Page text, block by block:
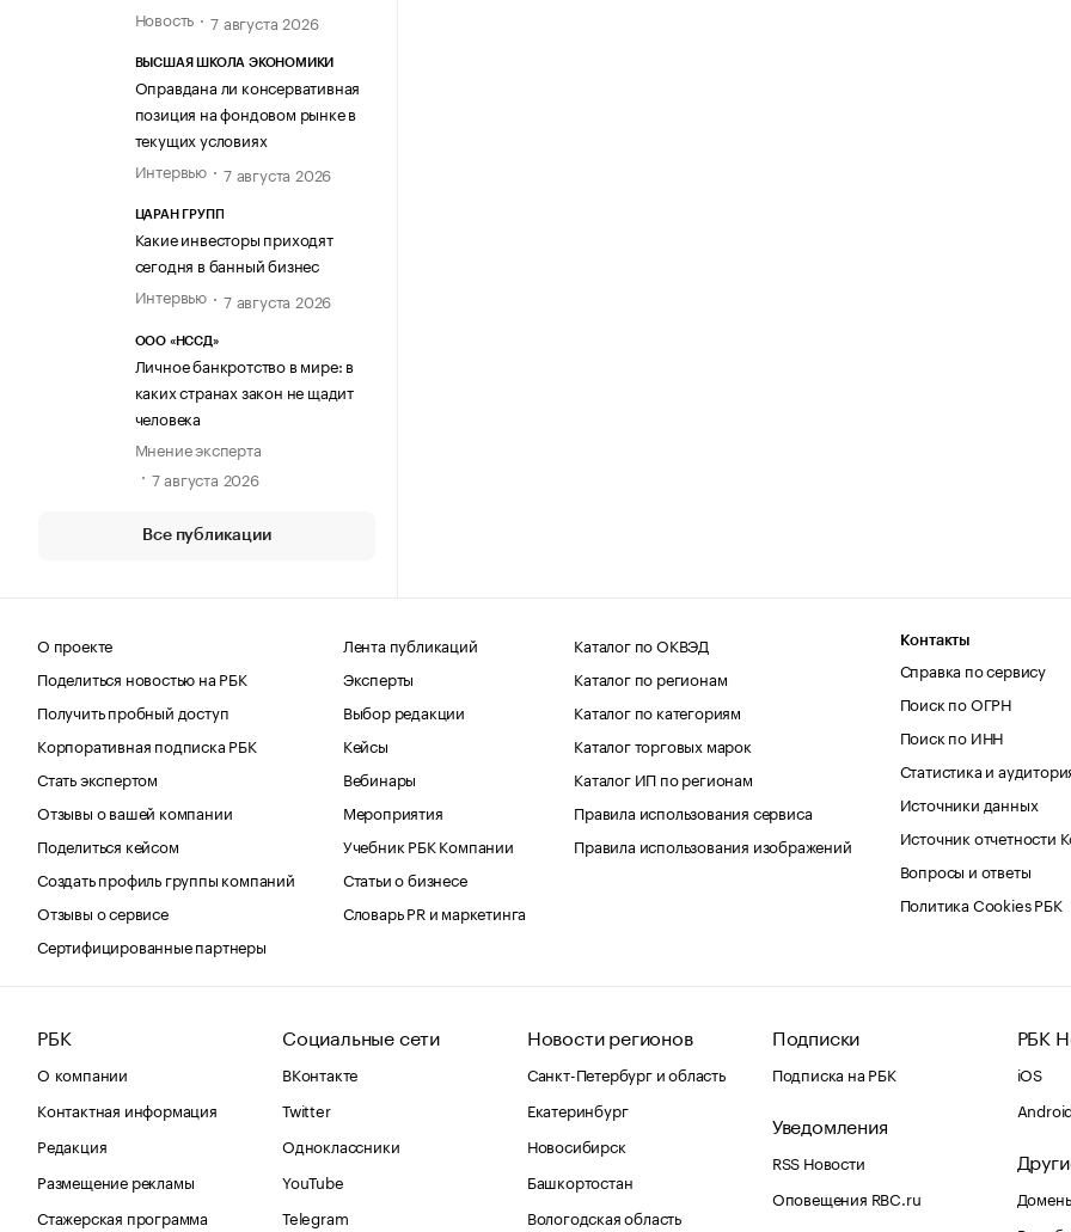
Новость
7 августа 2026
ВЫСШАЯ ШКОЛА ЭКОНОМИКИ
Оправдана ли консервативная
позиция на фондовом рынке в
текущих условиях
Интервью
7 августа 2026
ЦАРАН ГРУПП
Какие инвесторы приходят
сегодня в банный бизнес
Интервью
7 августа 2026
ООО «НССД»
Личное банкротство в мире: в
каких странах закон не щадит
человека
Мнение эксперта
7 августа 2026
Все публикации
О проекте
Поделиться новостью на РБК
Получить пробный доступ
Корпоративная подписка РБК
Стать экспертом
Отзывы о вашей компании
Поделиться кейсом
Создать профиль группы компаний
Отзывы о сервисе
Сертифицированные партнеры
Лента публикаций
Эксперты
Выбор редакции
Кейсы
Вебинары
Мероприятия
Учебник РБК Компании
Статьи о бизнесе
Словарь PR и маркетинга
Каталог по ОКВЭД
Каталог по регионам
Каталог по категориям
Каталог торговых марок
Каталог ИП по регионам
Правила использования сервиса
Правила использования изображений
Контакты
Справка по сервису
Поиск по ОГРН
Поиск по ИНН
Статистика и
Источники данных
Источник отчетности
Вопросы и ответы
Политика Cookies РБК
РБК
О компании
Контактная информация
Редакция
Размещение рекламы
Стажерская программа
Социальные сети
ВКонтакте
Twitter
Одноклассники
YouTube
Telegram
Новости регионов
Санкт-Петербург и область
Екатеринбург
Новосибирск
Башкортостан
Вологодская область
Подписки
Подписка на РБК
Уведомления
RSS Новости
Оповещения RBC.ru
РБК
iOS